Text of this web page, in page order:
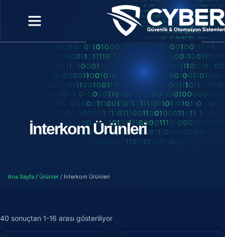
İnterkom Ürünleri
Ana Sayfa / Ürünler / İnterkom Ürünleri
40 sonuçtan 1-16 arası gösteriliyor